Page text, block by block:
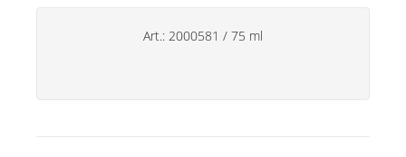
Art.: 2000581 / 75 ml